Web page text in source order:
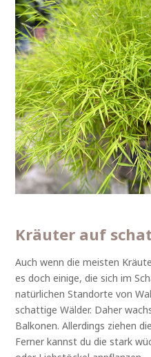
Kräuter auf
Auch wenn die meisten
es doch einige, die sich im
natürlichen Standorte von
schattige Wälder. Daher
Balkonen. Allerdings ziehen
Ferner kannst du die stark